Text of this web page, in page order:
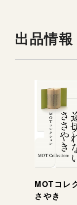
出品情報
MOTコレ
さやき